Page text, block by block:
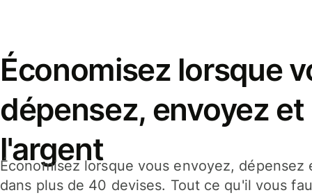
Économisez lorsque
dépensez, envoyez
l'argent
Économisez lorsque vous envoyez,
dans plus de 40 devises. Tout ce qu'il vous